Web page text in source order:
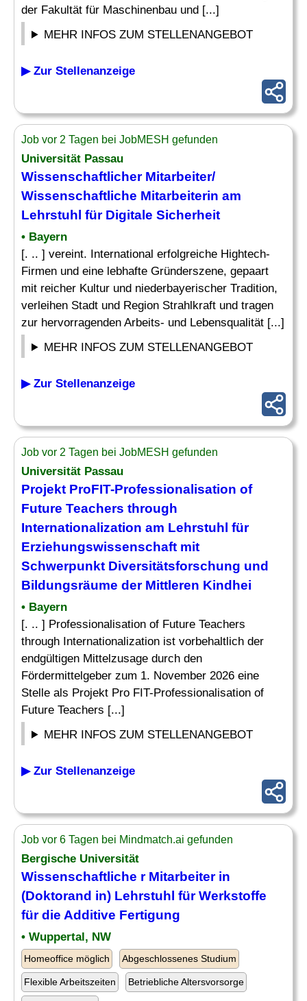
der Fakultät für Maschinenbau und [...]
MEHR INFOS ZUM STELLENANGEBOT
▶ Zur Stellenanzeige
Job vor 2 Tagen bei JobMESH gefunden
Universität Passau
Wissenschaftlicher Mitarbeiter/
Wissenschaftliche Mitarbeiterin am
Lehrstuhl für Digitale Sicherheit
• Bayern
[. .. ] vereint. International erfolgreiche Hightech-
Firmen und eine lebhafte Gründerszene, gepaart
mit reicher Kultur und niederbayerischer Tradition,
verleihen Stadt und Region Strahlkraft und tragen
zur hervorragenden Arbeits- und Lebensqualität [...]
MEHR INFOS ZUM STELLENANGEBOT
▶ Zur Stellenanzeige
Job vor 2 Tagen bei JobMESH gefunden
Universität Passau
Projekt ProFIT-Professionalisation of
Future Teachers through
Internationalization am Lehrstuhl für
Erziehungswissenschaft mit
Schwerpunkt Diversitätsforschung und
Bildungsräume der Mittleren Kindhei
• Bayern
[. .. ] Professionalisation of Future Teachers
through Internationalization ist vorbehaltlich der
endgültigen Mittelzusage durch den
Fördermittelgeber zum 1. November 2026 eine
Stelle als Projekt Pro FIT-Professionalisation of
Future Teachers [...]
MEHR INFOS ZUM STELLENANGEBOT
▶ Zur Stellenanzeige
Job vor 6 Tagen bei Mindmatch.ai gefunden
Bergische Universität
Wissenschaftliche r Mitarbeiter in
(Doktorand in) Lehrstuhl für Werkstoffe
für die Additive Fertigung
• Wuppertal, NW
Homeoffice möglich Abgeschlossenes Studium
Flexible Arbeitszeiten Betriebliche Altersvorsorge